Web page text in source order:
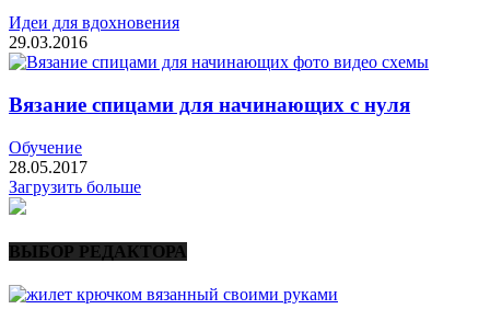
Идеи для вдохновения
29.03.2016
Вязание спицами для начинающих с нуля
Обучение
28.05.2017
Загрузить больше
ВЫБОР РЕДАКТОРА